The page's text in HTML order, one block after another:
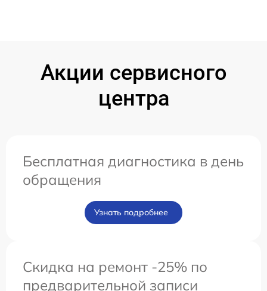
Акции сервисного
центра
Бесплатная диагностика в день
обращения
Узнать подробнее
Скидка на ремонт -25% по
предварительной записи